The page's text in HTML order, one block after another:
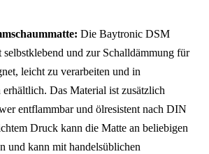
Die Baytronic DSM
selbstklebend und zur Schalldämmung für
leicht zu verarbeiten und in
erhältlich. Das Material ist zusätzlich
entflammbar und ölresistent nach DIN
Druck kann die Matte an beliebigen
und kann mit handelsüblichen